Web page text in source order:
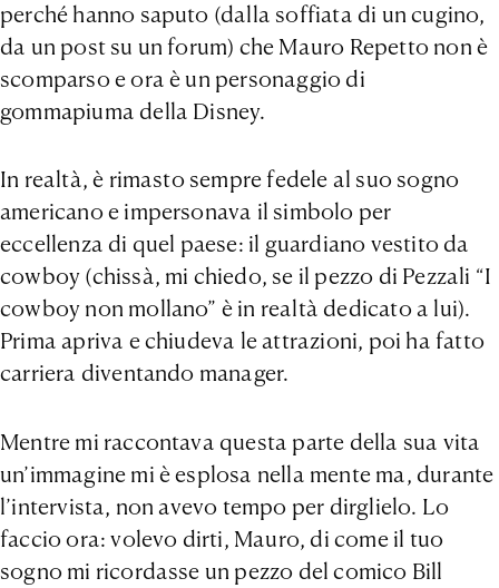
perché hanno saputo (dalla soffiata di un cugino,
da un post su un forum) che Mauro Repetto non è
scomparso e ora è un personaggio di
gommapiuma della Disney.
In realtà, è rimasto sempre fedele al suo sogno
americano e impersonava il simbolo per
eccellenza di quel paese: il guardiano vestito da
cowboy (chissà, mi chiedo, se il pezzo di Pezzali “I
cowboy non mollano” è in realtà dedicato a lui).
Prima apriva e chiudeva le attrazioni, poi ha fatto
carriera diventando manager.
Mentre mi raccontava questa parte della sua vita
un’immagine mi è esplosa nella mente ma, durante
l’intervista, non avevo tempo per dirglielo. Lo
faccio ora: volevo dirti, Mauro, di come il tuo
sogno mi ricordasse un pezzo del comico Bill